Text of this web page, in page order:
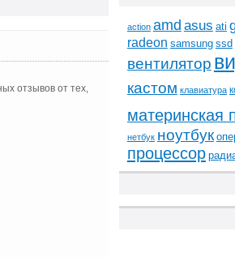
отзывов от тех,
action amd asus ati
radeon samsung ssd
вентилятор
кастом клавиатура
материнская
нетбук ноутбук
процессор